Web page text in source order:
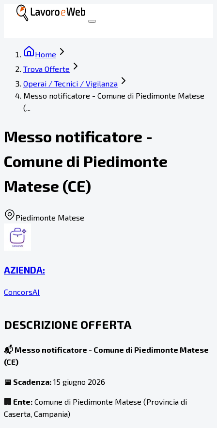
Home
Trova Offerte
Operai / Tecnici / Vigilanza
Messo notificatore - Comune di Piedimonte Matese
(...
Messo notificatore -
Comune di Piedimonte
Matese (CE)
Piedimonte Matese
AZIENDA:
ConcorsAI
DESCRIZIONE OFFERTA
📬 Messo notificatore - Comune di Piedimonte Matese
(CE)
📅 Scadenza: 15 giugno 2026
🏢 Ente: Comune di Piedimonte Matese (Provincia di
Caserta, Campania)